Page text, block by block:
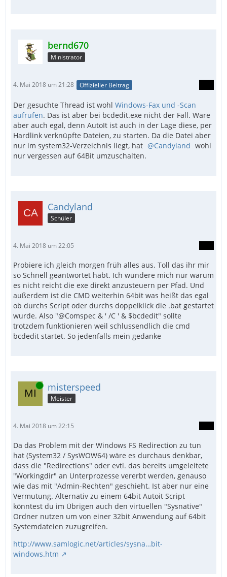
bernd670
Ministrator
4. Mai 2018 um 21:28 Offizieller Beitrag
Der gesuchte Thread ist wohl Windows-Fax und -Scan
aufrufen. Das ist aber bei bcdedit.exe nicht der Fall. Wäre
aber auch egal, denn AutoIt ist auch in der Lage diese, per
Hardlink verknüpfte Dateien, zu starten. Da die Datei aber
nur im system32-Verzeichnis liegt, hat
Candyland wohl
nur vergessen auf 64Bit umzuschalten.
Candyland
Schüler
4. Mai 2018 um 22:05
Probiere ich gleich morgen früh alles aus. Toll das ihr mir
so Schnell geantwortet habt. Ich wundere mich nur warum
es nicht reicht die exe direkt anzusteuern per Pfad. Und
außerdem ist die CMD weiterhin 64bit was heißt das egal
ob durchs Script oder durchs doppelklick die .bat gestartet
wurde. Also "@Comspec & ' /C ' & $bcdedit" sollte
trotzdem funktionieren weil schlussendlich die cmd
bcdedit startet. So jedenfalls mein gedanke
Online misterspeed
Meister
4. Mai 2018 um 22:15
Da das Problem mit der Windows FS Redirection zu tun
hat (System32 / SysWOW64) wäre es durchaus denkbar,
dass die "Redirections" oder evtl. das bereits umgeleitete
"Workingdir" an Unterprozesse vererbt werden, genauso
wie das mit "Admin-Rechten" geschieht. Ist aber nur eine
Vermutung. Alternativ zu einem 64bit Autoit Script
könntest du im Übrigen auch den virtuellen "Sysnative"
Ordner nutzen um von einer 32bit Anwendung auf 64bit
Systemdateien zuzugreifen.
http://www.samlogic.net/articles/sysna…bit-
windows.htm